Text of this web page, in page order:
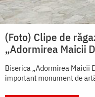
(Foto) Clipe de
„Adormirea Maicii
Biserica „Adormirea Maicii
important monument de